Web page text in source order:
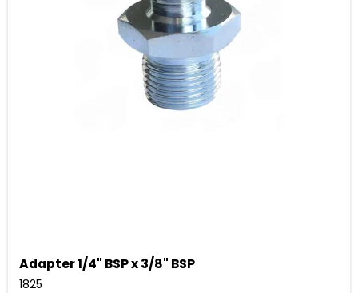
Adapter 1/4" BSP x 3/8" BSP
1825